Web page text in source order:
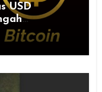
USD